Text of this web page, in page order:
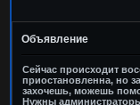
Объявление
Сейчас происходит
приостановленна, но
захочешь, можешь
Нужны